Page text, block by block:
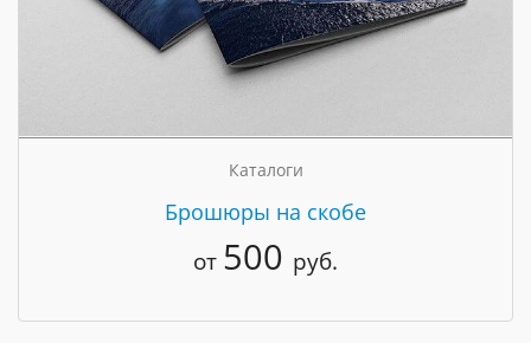
Каталоги
Брошюры на скобе
от 500 руб.